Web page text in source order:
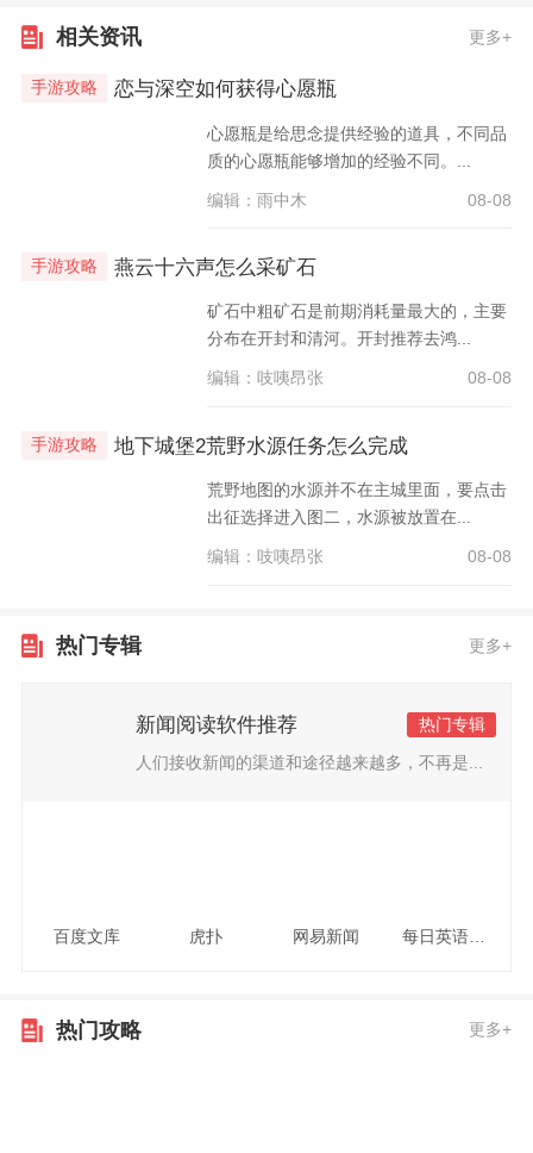
相关资讯 更多+
手游攻略 恋与深空如何获得心愿瓶
心愿瓶是给思念提供经验的道具，不同品
质的心愿瓶能够增加的经验不同。...
编辑：雨中木 08-08
手游攻略 燕云十六声怎么采矿石
矿石中粗矿石是前期消耗量最大的，主要
分布在开封和清河。开封推荐去鸿...
编辑：吱咦昂张 08-08
手游攻略 地下城堡2荒野水源任务怎么完成
荒野地图的水源并不在主城里面，要点击
出征选择进入图二，水源被放置在...
编辑：吱咦昂张 08-08
热门专辑 更多+
新闻阅读软件推荐
热门专辑
人们接收新闻的渠道和途径越来越多，不再是...
百度文库 虎扑 网易新闻 每日英语听力
热门攻略 更多+